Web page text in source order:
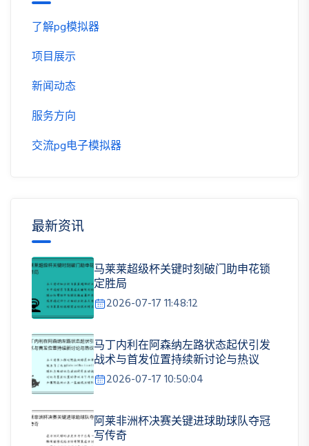
了解pg模拟器
项目展示
新闻动态
服务方向
交流pg电子模拟器
最新资讯
马莱莱超级杯关键时刻破门助申花锁
定胜局
2026-07-17 11:48:12
马丁内利在阿森纳左路状态起伏引发
战术与首发位置持续新讨论与热议
2026-07-17 10:50:04
阿莱非洲杯决赛关键进球助球队夺冠
写传奇